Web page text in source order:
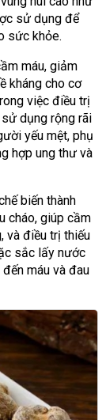
sử dụng để
sức khỏe.
máu, giảm
kháng cho cơ
việc điều trị
dụng rộng rãi
yếu mệt, phụ
hợp ung thư và
biến thành
cháo, giúp cầm
và điều trị thiếu
sắc lấy nước
máu và đau